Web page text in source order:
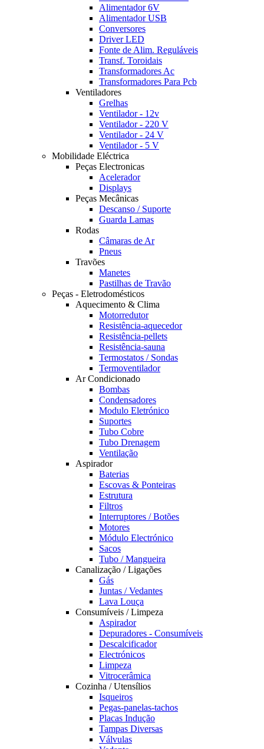
Alimentador 6V
Alimentador USB
Conversores
Driver LED
Fonte de Alim. Reguláveis
Transf. Toroidais
Transformadores Ac
Transformadores Para Pcb
Ventiladores
Grelhas
Ventilador - 12v
Ventilador - 220 V
Ventilador - 24 V
Ventilador - 5 V
Mobilidade Eléctrica
Peças Electronicas
Acelerador
Displays
Peças Mecânicas
Descanso / Suporte
Guarda Lamas
Rodas
Câmaras de Ar
Pneus
Travões
Manetes
Pastilhas de Travão
Peças - Eletrodomésticos
Aquecimento & Clima
Motorredutor
Resistência-aquecedor
Resistência-pellets
Resistência-sauna
Termostatos / Sondas
Termoventilador
Ar Condicionado
Bombas
Condensadores
Modulo Eletrónico
Suportes
Tubo Cobre
Tubo Drenagem
Ventilação
Aspirador
Baterias
Escovas & Ponteiras
Estrutura
Filtros
Interruptores / Botões
Motores
Módulo Electrónico
Sacos
Tubo / Mangueira
Canalização / Ligações
Gás
Juntas / Vedantes
Lava Louça
Consumíveis / Limpeza
Aspirador
Depuradores - Consumíveis
Descalcificador
Electrónicos
Limpeza
Vitrocerâmica
Cozinha / Utensílios
Isqueiros
Pegas-panelas-tachos
Placas Indução
Tampas Diversas
Válvulas